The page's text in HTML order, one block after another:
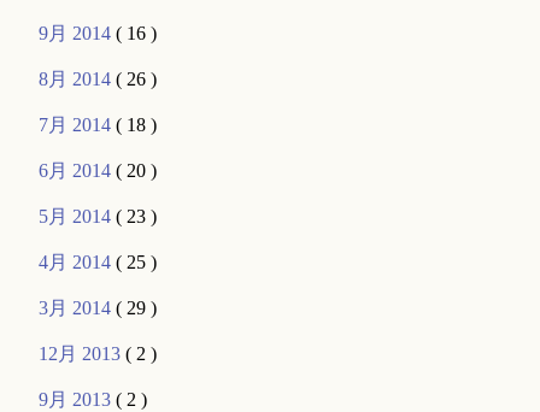
9月 2014( 16 )
8月 2014( 26 )
7月 2014( 18 )
6月 2014( 20 )
5月 2014( 23 )
4月 2014( 25 )
3月 2014( 29 )
12月 2013( 2 )
9月 2013( 2 )